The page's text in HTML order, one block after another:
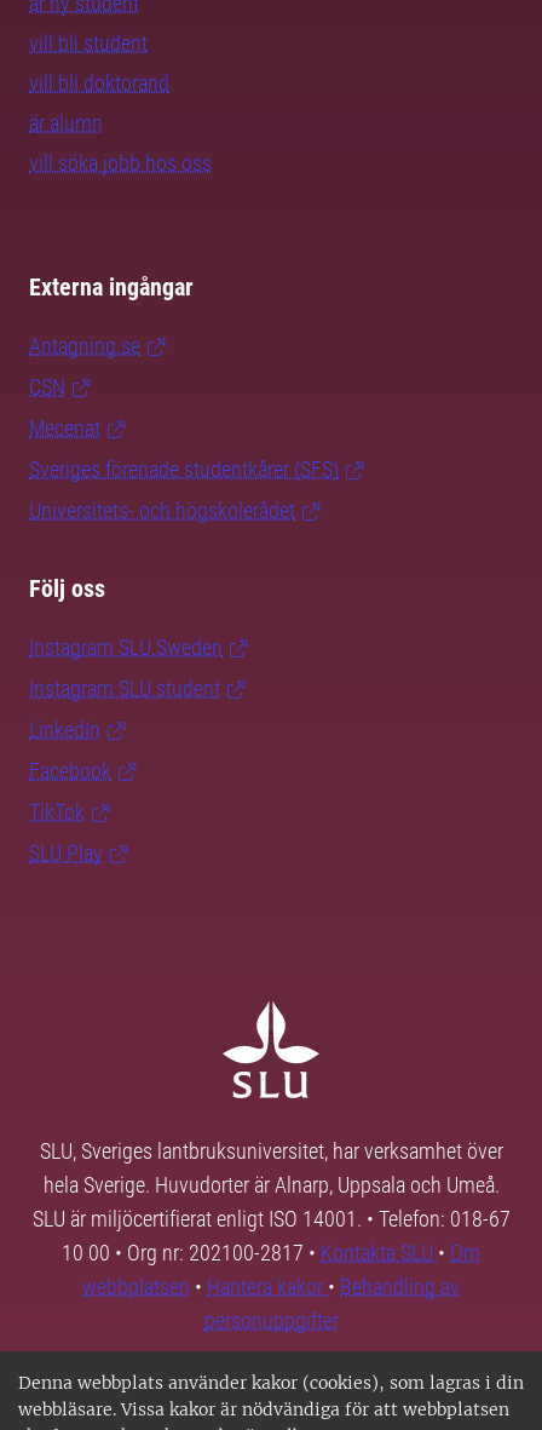
Denna webbplats använder kakor (cookies), som lagras i din
webbläsare. Vissa kakor är nödvändiga för att webbplatsen
vill bli student
vill bli doktorand
är alumn
vill söka jobb hos oss
Externa ingångar
Antagning.se
CSN
Mecenat
Sveriges förenade studentkårer (SFS)
Universitets- och högskolerådet
Följ oss
Instagram SLU.Sweden
Instagram SLU.student
LinkedIn
Facebook
TikTok
SLU Play
SLU, Sveriges lantbruksuniversitet, har verksamhet över
hela Sverige. Huvudorter är Alnarp, Uppsala och Umeå.
SLU är miljöcertifierat enligt ISO 14001. • Telefon: 018-67
10 00 • Org nr: 202100-2817 • Kontakta SLU • Om
webbplatsen • Hantera kakor • Behandling av
personuppgifter